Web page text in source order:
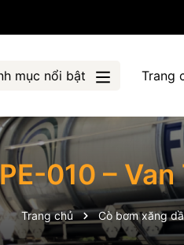
mục nổi bật Trang
010 –
Trang chủ Cò bơm xăng